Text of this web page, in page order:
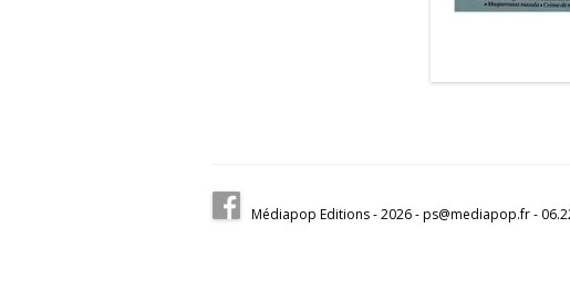
Médiapop Editions - 2026 - ps@mediapop.fr -